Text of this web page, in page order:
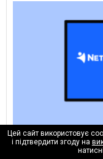
Вчора
Цей сайт використовує
і підтвердити згоду на